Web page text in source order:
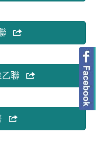
乙聯